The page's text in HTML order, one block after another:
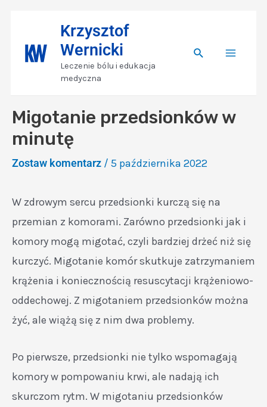
content
Krzysztof
Wernicki
Leczenie bólu i edukacja
medyczna
SearchMenu
Migotanie przedsionków w
minutę
Zostaw komentarz / 5 października 2022
W zdrowym sercu przedsionki kurczą się na
przemian z komorami. Zarówno przedsionki jak i
komory mogą migotać, czyli bardziej drżeć niż się
kurczyć. Migotanie komór skutkuje zatrzymaniem
krążenia i koniecznością resuscytacji krążeniowo-
oddechowej. Z migotaniem przedsionków można
żyć, ale wiążą się z nim dwa problemy.
Po pierwsze, przedsionki nie tylko wspomagają
komory w pompowaniu krwi, ale nadają ich
skurczom rytm. W migotaniu przedsionków